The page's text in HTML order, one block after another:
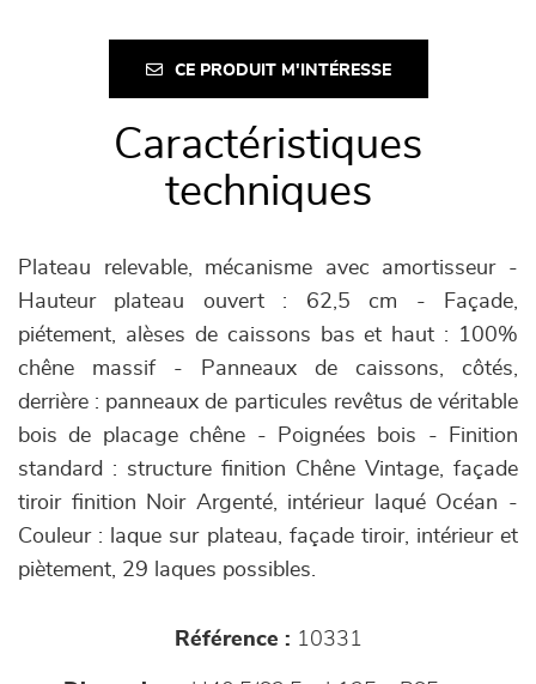
CE PRODUIT M'INTÉRESSE
Caractéristiques
techniques
Plateau relevable, mécanisme avec amortisseur -
Hauteur plateau ouvert : 62,5 cm - Façade,
piétement, alèses de caissons bas et haut : 100%
chêne massif - Panneaux de caissons, côtés,
derrière : panneaux de particules revêtus de véritable
bois de placage chêne - Poignées bois - Finition
standard : structure finition Chêne Vintage, façade
tiroir finition Noir Argenté, intérieur laqué Océan -
Couleur : laque sur plateau, façade tiroir, intérieur et
piètement, 29 laques possibles.
Référence : 10331